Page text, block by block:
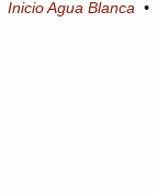
Inicio Agua Blanca •